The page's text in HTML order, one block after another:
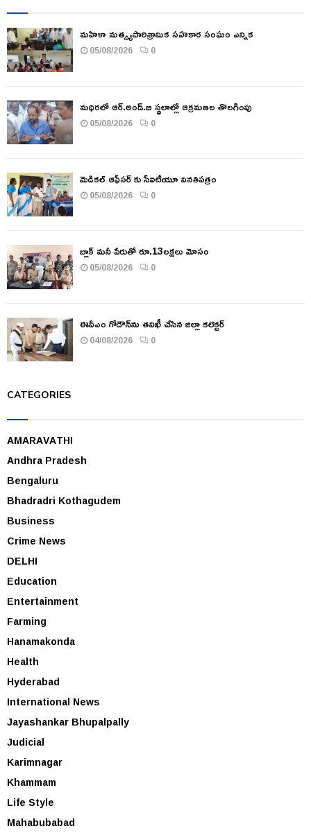
మహిళా మత్స్యపారిశ్రామిక సహకార సంఘం ఎన్నిక
05/08/2026 0
మధిరలో ఆర్.అండ్.బి స్థలాల్లో ఆక్రమణల తొలగింపు
05/08/2026 0
మెడికల్ ఆఫీసర్ కు సీఐటీయూ వినతిపత్రం
05/08/2026 0
బ్లాక్ మనీ పేరుతో రూ.13లక్షలు మోసం
05/08/2026 0
ఈవీఎం గోడౌన్‌ను తనిఖీ చేసిన జిల్లా కలెక్టర్
04/08/2026 0
CATEGORIES
AMARAVATHI
Andhra Pradesh
Bengaluru
Bhadradri Kothagudem
Business
Crime News
DELHI
Education
Entertainment
Farming
Hanamakonda
Health
Hyderabad
International News
Jayashankar Bhupalpally
Judicial
Karimnagar
Khammam
Life Style
Mahabubabad